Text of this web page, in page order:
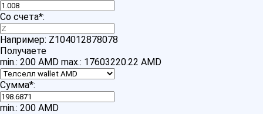
Со счета*:
Например: Z104012878078
Получаете
min.: 200 AMD max.: 17603220.22 AMD
Сумма*:
min.: 200 AMD